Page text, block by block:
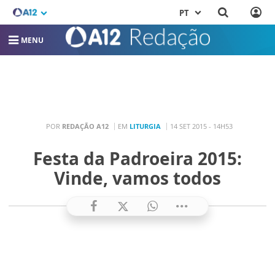
PT
MENU
POR REDAÇÃO A12 EM LITURGIA 14 SET 2015 - 14H53
Festa da Padroeira 2015:
Vinde, vamos todos